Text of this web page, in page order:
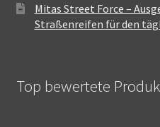
Mitas Street Force –
Straßenreifen für den
Top bewertete